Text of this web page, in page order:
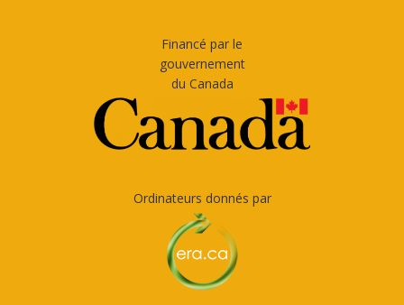
Financé par le
gouvernement
du Canada
Ordinateurs donnés par